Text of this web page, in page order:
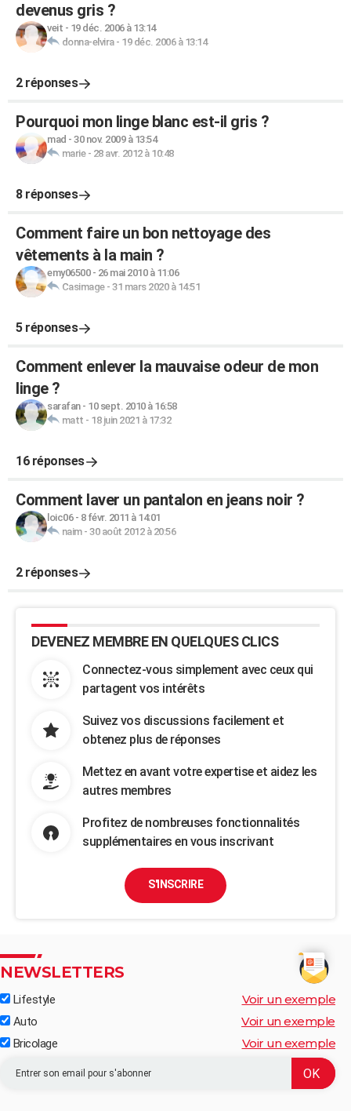
devenus gris ?
veit - 19 déc. 2006 à 13:14
donna-elvira- 19 déc. 2006 à 13:14
2 réponses
Pourquoi mon linge blanc est-il gris ?
mad - 30 nov. 2009 à 13:54
marie- 28 avr. 2012 à 10:48
8 réponses
Comment faire un bon nettoyage des
vêtements à la main ?
emy06500- 26 mai 2010 à 11:06
Casimage- 31 mars 2020 à 14:51
5 réponses
Comment enlever la mauvaise odeur de mon
linge ?
sarafan- 10 sept. 2010 à 16:58
matt - 18 juin 2021 à 17:32
16 réponses
Comment laver un pantalon en jeans noir ?
loic06- 8 févr. 2011 à 14:01
naim- 30 août 2012 à 20:56
2 réponses
DEVENEZ MEMBRE EN QUELQUES CLICS
Connectez-vous simplement avec ceux qui
partagent vos intérêts
Suivez vos discussions facilement et
obtenez plus de réponses
Mettez en avant votre expertise et aidez les
autres membres
Profitez de nombreuses fonctionnalités
supplémentaires en vous inscrivant
S'INSCRIRE
NEWSLETTERS
Lifestyle Voir un exemple
Auto Voir un exemple
Bricolage Voir un exemple